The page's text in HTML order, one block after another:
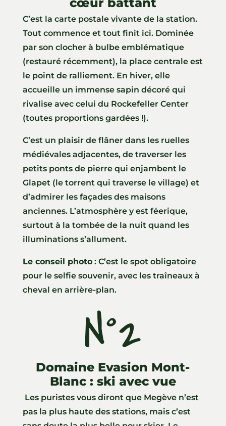
C’est la carte postale vivante de la station.
Tout commence et tout finit ici. Dominée
par son clocher à bulbe emblématique
(restauré récemment), la place centrale est
le point de ralliement. En hiver, elle
accueille un immense sapin décoré qui
rivalise avec celui du Rockefeller Center
(toutes proportions gardées !).
C’est un plaisir de flâner dans les ruelles
médiévales adjacentes, de traverser les
petits ponts de pierre qui enjambent le
Glapet (le torrent qui traverse le village) et
d’admirer les façades des maisons
anciennes. L’atmosphère y est féerique,
surtout à la tombée de la nuit quand les
illuminations s’allument.
Le conseil photo: C’est le spot obligatoire
pour le selfie souvenir, avec les traîneaux à
cheval en arrière-plan.
N°2
Domaine Evasion Mont-
Blanc : ski avec vue
Les puristes vous diront que Megève n’est
pas la plus haute des stations, mais c’est